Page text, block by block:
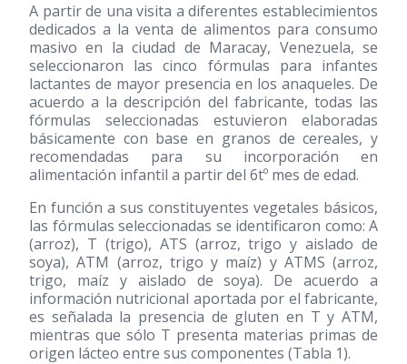
A partir de una visita a diferentes establecimientos
dedicados a la venta de alimentos para consumo
masivo en la ciudad de Maracay, Venezuela, se
seleccionaron las cinco fórmulas para infantes
lactantes de mayor presencia en los anaqueles. De
acuerdo a la descripción del fabricante, todas las
fórmulas seleccionadas estuvieron elaboradas
básicamente con base en granos de cereales, y
recomendadas para su incorporación en
alimentación infantil a partir del 6tº mes de edad.
En función a sus constituyentes vegetales básicos,
las fórmulas seleccionadas se identificaron como: A
(arroz), T (trigo), ATS (arroz, trigo y aislado de
soya), ATM (arroz, trigo y maíz) y ATMS (arroz,
trigo, maíz y aislado de soya). De acuerdo a
información nutricional aportada por el fabricante,
es señalada la presencia de gluten en T y ATM,
mientras que sólo T presenta materias primas de
origen lácteo entre sus componentes (Tabla 1).